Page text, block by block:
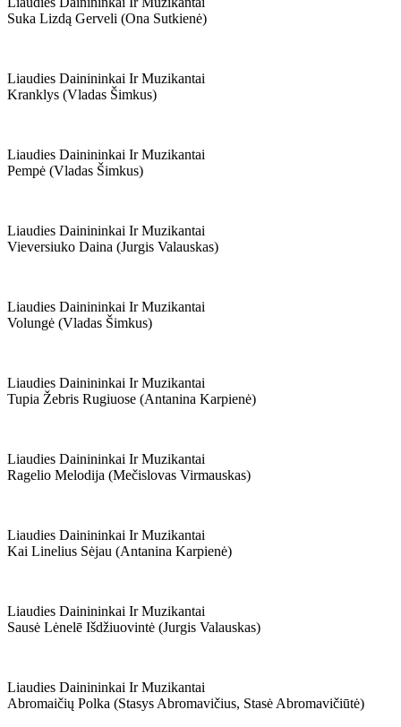
Suka Lizdą Gerveli (ona Sutkienė)
Liaudies Dainininkai Ir Muzikantai
Kranklys (vladas Šimkus)
Liaudies Dainininkai Ir Muzikantai
Pempė (vladas Šimkus)
Liaudies Dainininkai Ir Muzikantai
Vieversiuko Daina (jurgis Valauskas)
Liaudies Dainininkai Ir Muzikantai
Volungė (vladas Šimkus)
Liaudies Dainininkai Ir Muzikantai
Tupia Žebris Rugiuose (antanina Karpienė)
Liaudies Dainininkai Ir Muzikantai
Ragelio Melodija (mečislovas Virmauskas)
Liaudies Dainininkai Ir Muzikantai
Kai Linelius Sėjau (antanina Karpienė)
Liaudies Dainininkai Ir Muzikantai
Sausė Lėnelē Išdžiuovintė (jurgis Valauskas)
Liaudies Dainininkai Ir Muzikantai
Abromaičių Polka (stasys Abromavičius, Stasė Abromavičiūtė)